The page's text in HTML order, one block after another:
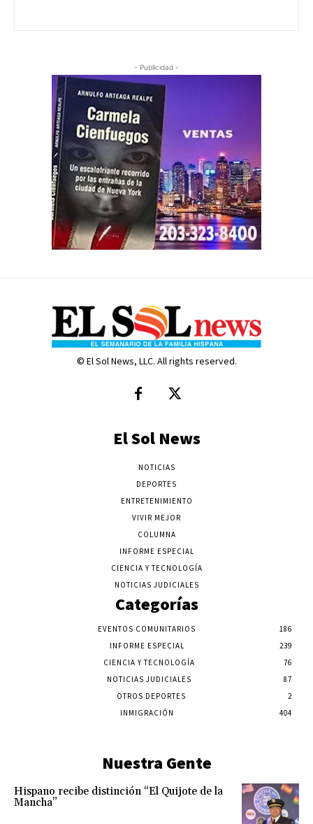
- Publicidad -
© El Sol News, LLC. All rights reserved.
El Sol News
NOTICIAS
DEPORTES
ENTRETENIMIENTO
VIVIR MEJOR
COLUMNA
INFORME ESPECIAL
CIENCIA Y TECNOLOGÍA
NOTICIAS JUDICIALES
Categorías
EVENTOS COMUNITARIOS
186
INFORME ESPECIAL
239
CIENCIA Y TECNOLOGÍA
76
NOTICIAS JUDICIALES
87
OTROS DEPORTES
2
INMIGRACIÓN
404
Nuestra Gente
Hispano recibe distinción “El Quijote de la
Mancha”